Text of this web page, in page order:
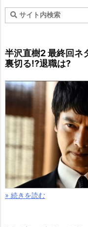
半沢直樹2 最終回ネ
裏切る!?退職は?
» 続きを読む